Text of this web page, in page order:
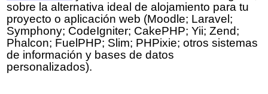
sobre la alternativa ideal de alojamiento para tu
proyecto o aplicación web (Moodle; Laravel;
Symphony; CodeIgniter; CakePHP; Yii; Zend;
Phalcon; FuelPHP; Slim; PHPixie; otros sistemas
de información y bases de datos
personalizados).